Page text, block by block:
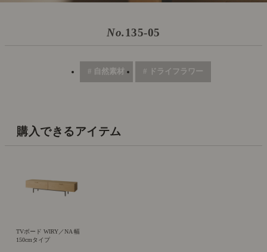
No.135-05
# 自然素材 # ドライフラワー
購入できるアイテム
TVボード WIRY／NA 幅
150cmタイプ